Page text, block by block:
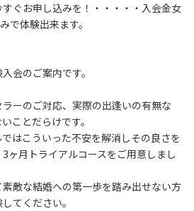
ぐお申し込みを！・・・・・入会金女
で体験出来ます。
会のご案内です。
ーのご対応、実際の出逢いの有無な
ことだらけです。
はこういった不安を解消しその良さを
ヶ月トライアルコースをご用意しまし
敵な結婚への第一歩を踏み出せない方
てください。